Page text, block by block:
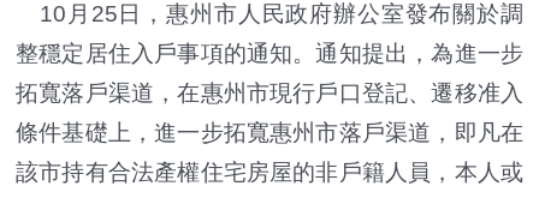
10月25日，惠州市人民政府辦公室發布關於調
整穩定居住入戶事項的通知。通知提出，為進一步
拓寬落戶渠道，在惠州市現行戶口登記、遷移准入
條件基礎上，進一步拓寬惠州市落戶渠道，即凡在
該市持有合法產權住宅房屋的非戶籍人員，本人或